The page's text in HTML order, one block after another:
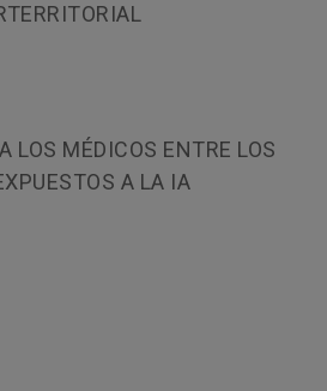
LOS MÉDICOS ENTRE LOS
A LA IA